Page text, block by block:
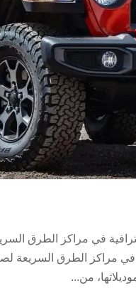
في مراكز الطرق
مراكز الطرق السريعة